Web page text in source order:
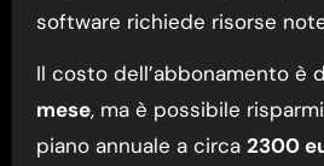
software richiede risorse
Il costo dell’abbonamento è
mese, ma è possibile
piano annuale a circa 2300